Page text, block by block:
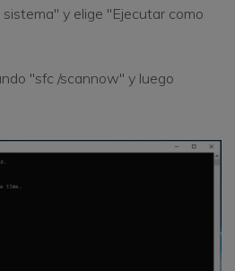
y elige "Ejecutar como
"sfc /scannow" y luego